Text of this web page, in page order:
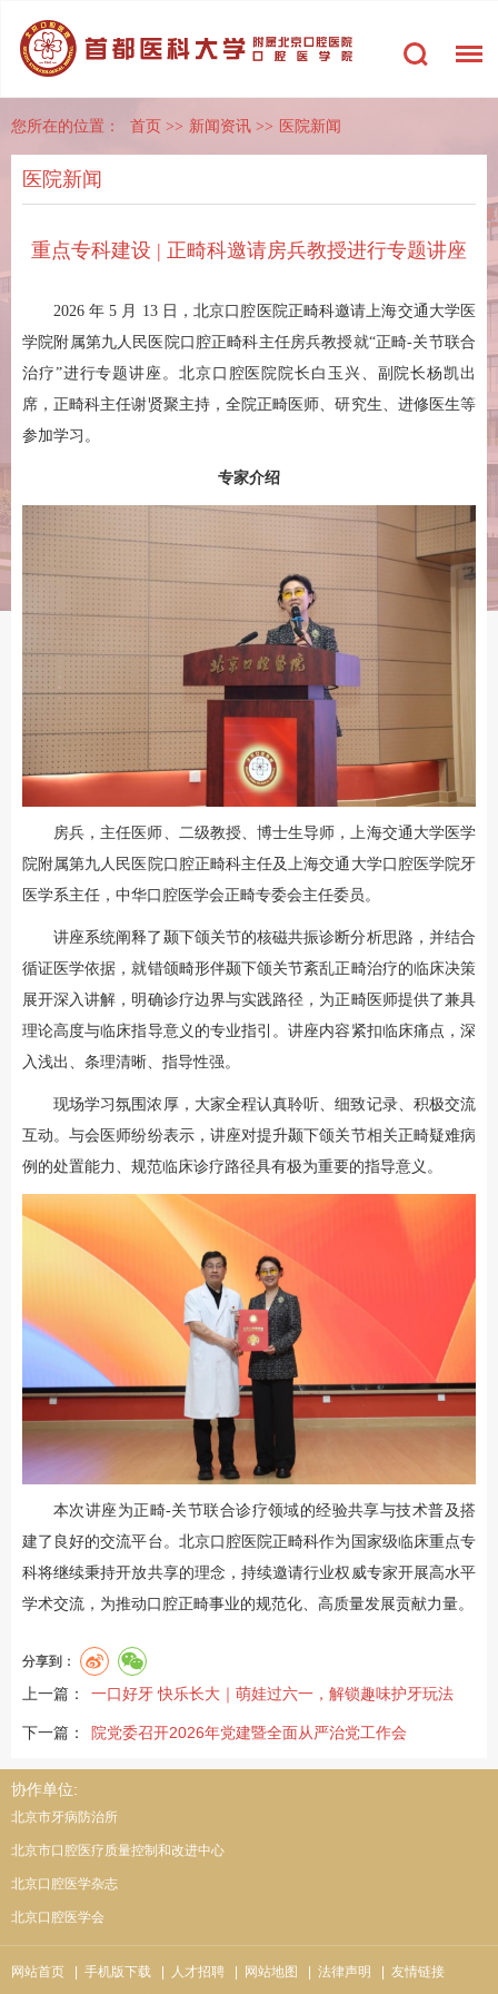
您所在的位置： 首页 >> 新闻资讯 >> 医院新闻
医院新闻
重点专科建设 | 正畸科邀请房兵教授进行专题讲座
2026 年 5 月 13 日，北京口腔医院正畸科邀请上海交通大学医
学院附属第九人民医院口腔正畸科主任房兵教授就“正畸-关节联合
治疗”进行专题讲座。北京口腔医院院长白玉兴、副院长杨凯出
席，正畸科主任谢贤聚主持，全院正畸医师、研究生、进修医生等
参加学习。
专家介绍
房兵，主任医师、二级教授、博士生导师，上海交通大学医学
院附属第九人民医院口腔正畸科主任及上海交通大学口腔医学院牙
医学系主任，中华口腔医学会正畸专委会主任委员。
讲座系统阐释了颞下颌关节的核磁共振诊断分析思路，并结合
循证医学依据，就错颌畸形伴颞下颌关节紊乱正畸治疗的临床决策
展开深入讲解，明确诊疗边界与实践路径，为正畸医师提供了兼具
理论高度与临床指导意义的专业指引。讲座内容紧扣临床痛点，深
入浅出、条理清晰、指导性强。
现场学习氛围浓厚，大家全程认真聆听、细致记录、积极交流
互动。与会医师纷纷表示，讲座对提升颞下颌关节相关正畸疑难病
例的处置能力、规范临床诊疗路径具有极为重要的指导意义。
本次讲座为正畸-关节联合诊疗领域的经验共享与技术普及搭
建了良好的交流平台。北京口腔医院正畸科作为国家级临床重点专
科将继续秉持开放共享的理念，持续邀请行业权威专家开展高水平
学术交流，为推动口腔正畸事业的规范化、高质量发展贡献力量。
分享到：
上一篇： 一口好牙 快乐长大｜萌娃过六一，解锁趣味护牙玩法
下一篇： 院党委召开2026年党建暨全面从严治党工作会
协作单位:
北京市牙病防治所
北京市口腔医疗质量控制和改进中心
北京口腔医学杂志
北京口腔医学会
网站首页 | 手机版下载 | 人才招聘 | 网站地图 | 法律声明
| 友情链接